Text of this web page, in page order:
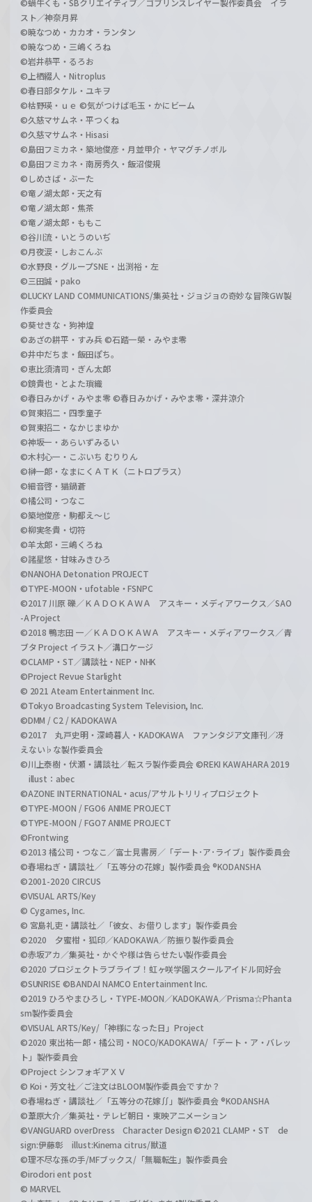
スト／神奈月昇
©暁なつめ・カカオ・ランタン
©暁なつめ・三嶋くろね
©岩井恭平・るろお
©上栖綴人・Nitroplus
©春日部タケル・ユキヲ
©枯野瑛・ｕｅ ©気がつけば毛玉・かにビーム
©久慈マサムネ・平つくね
©久慈マサムネ・Hisasi
©島田フミカネ・築地俊彦・月並甲介・ヤマグチノボル
©島田フミカネ・南房秀久・飯沼俊規
©しめさば・ぶーた
©竜ノ湖太郎・天之有
©竜ノ湖太郎・焦茶
©竜ノ湖太郎・ももこ
©谷川流・いとうのいぢ
©月夜涙・しおこんぶ
©水野良・グループSNE・出渕裕・左
©三田誠・pako
©LUCKY LAND COMMUNICATIONS/集英社・ジョジョの奇妙な冒険GW製
作委員会
©葵せきな・狗神煌
©あざの耕平・すみ兵 ©石踏一榮・みやま零
©井中だちま・飯田ぽち。
©恵比須清司・ぎん太郎
©鏡貴也・とよた瑣織
©春日みかげ・みやま零 ©春日みかげ・みやま零・深井涼介
©賀東招二・四季童子
©賀東招二・なかじまゆか
©神坂一・あらいずみるい
©木村心一・こぶいち むりりん
©榊一郎・なまにくＡＴＫ（ニトロプラス）
©細音啓・猫鍋蒼
©橘公司・つなこ
©築地俊彦・駒都え～じ
©柳実冬貴・切符
©羊太郎・三嶋くろね
©諸星悠・甘味みきひろ
©NANOHA Detonation PROJECT
©TYPE-MOON・ufotable・FSNPC
©2017 川原 礫／ＫＡＤＯＫＡＷＡ アスキー・メディアワークス／SAO
-A Project
©2018 鴨志田 一／ＫＡＤＯＫＡＷＡ アスキー・メディアワークス／青
ブタ Project イラスト／溝口ケージ
©CLAMP・ST／講談社・NEP・NHK
©Project Revue Starlight
© 2021 Ateam Entertainment Inc.
©Tokyo Broadcasting System Television, Inc.
©DMM / C2 / KADOKAWA
©2017 丸戸史明・深崎暮人・KADOKAWA ファンタジア文庫刊／冴
えない♭な製作委員会
©川上泰樹・伏瀬・講談社／転スラ製作委員会 ©REKI KAWAHARA 2019
illust：abec
©AZONE INTERNATIONAL・acus/アサルトリリィプロジェクト
©TYPE-MOON / FGO6 ANIME PROJECT
©TYPE-MOON / FGO7 ANIME PROJECT
©Frontwing
©2013 橘公司・つなこ／富士見書房／「デート･ア･ライブ」製作委員会
©春場ねぎ・講談社／「五等分の花嫁」製作委員会 ®KODANSHA
©2001-2020 CIRCUS
©VISUAL ARTS/Key
© Cygames, Inc.
© 宮島礼吏・講談社／「彼女、お借りします」製作委員会
©2020 夕蜜柑・狐印／KADOKAWA／防振り製作委員会
©赤坂アカ／集英社・かぐや様は告らせたい製作委員会
©2020 プロジェクトラブライブ！虹ヶ咲学園スクールアイドル同好会
©SUNRISE ©BANDAI NAMCO Entertainment Inc.
©2019 ひろやまひろし・TYPE-MOON／KADOKAWA／Prisma☆Phanta
sm製作委員会
©VISUAL ARTS/Key/「神様になった日」Project
©2020 東出祐一郎・橘公司・NOCO/KADOKAWA/「デート・ア・バレッ
ト」製作委員会
©Project シンフォギアＸＶ
© Koi・芳文社／ご注文はBLOOM製作委員会ですか？
©春場ねぎ・講談社／「五等分の花嫁∬」製作委員会 ®KODANSHA
©葦原大介／集英社・テレビ朝日・東映アニメーション
©VANGUARD overDress Character Design ©2021 CLAMP・ST de
sign:伊藤彰 illust:Kinema citrus/獣道
©理不尽な孫の手/MFブックス/「無職転生」製作委員会
©irodori ent post
© MARVEL